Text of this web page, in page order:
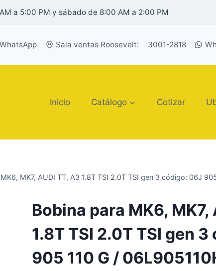
a 5:00 PM y sábado de 8:00 AM a 2:00 PM
WhatsApp Sala ventas Roosevelt: 3001-2818
Inicio Catálogo Cotizar
MK7, AUDI TT, A3 1.8T TSI 2.0T TSI gen 3 código: 06J
Bobina para MK6, MK7,
1.8T TSI 2.0T TSI gen
905 110 G /